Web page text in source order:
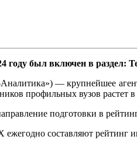
был включен в раздел:
— крупнейшее
профильных вузов растет
ежегодно составляют рейтинг